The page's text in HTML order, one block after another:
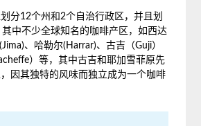
分12个州和2个自治行政区，并且划
中不少全球知名的咖啡产区，如西达
、哈勒尔(Harrar)、古吉（Guji）
）等，其中古吉和耶加雪菲原先
因其独特的风味而独立成为一个咖啡